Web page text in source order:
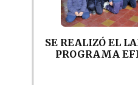
SE REALIZÓ EL
PROGRAMA